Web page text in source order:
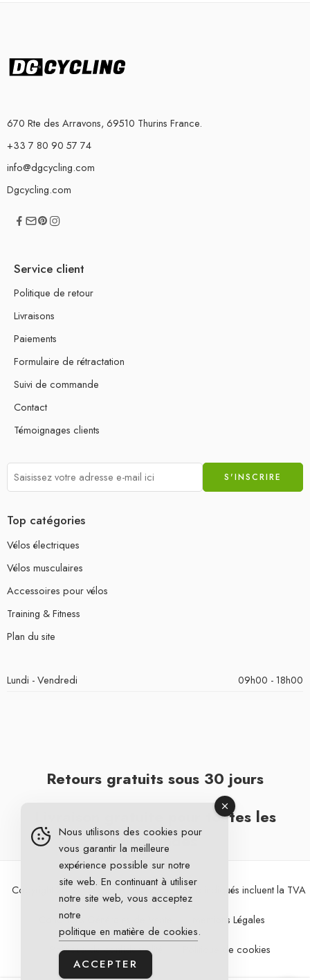
670 Rte des Arravons, 69510 Thurins France.
+33 7 80 90 57 74
info@dgcycling.com
Dgcycling.com
Service client
Politique de retour
Livraisons
Paiements
Formulaire de rétractation
Suivi de commande
Contact
Témoignages clients
Top catégories
Vélos électriques
Vélos musculaires
Accessoires pour vélos
Training & Fitness
Plan du site
Lundi - Vendredi 09h00 - 18h00
Retours gratuits sous 30 jours
Livraison gratuite pour toutes les
commandes
Copyright 2026 © DG Cycling. Tous les prix indiqués incluent la TVA
Conditions Générales de Vente Mentions Légales
Politique de confidentialité Politique de cookies
Nous utilisons des cookies pour
vous garantir la meilleure
expérience possible sur notre
site web. En continuant à utiliser
notre site web, vous acceptez
notre
politique en matière de cookies.
ACCEPTER